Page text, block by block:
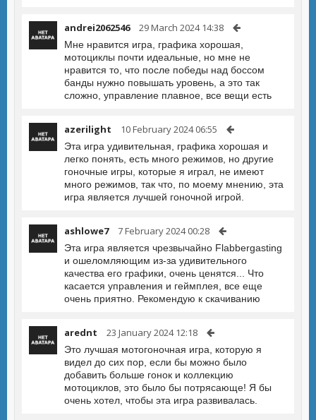
andrei2062546 29 March 2024 14:38
Мне нравится игра, графика хорошая,
мотоциклы почти идеальные, но мне не
нравится то, что после победы над боссом
банды нужно повышать уровень, а это так
сложно, управление плавное, все вещи есть
azerilight 10 February 2024 06:55
Эта игра удивительная, графика хорошая и
легко понять, есть много режимов, но другие
гоночные игры, которые я играл, не имеют
много режимов, так что, по моему мнению, эта
игра является лучшей гоночной игрой.
ashlowe7 7 February 2024 00:28
Эта игра является чрезвычайно Flabbergasting
и ошеломляющим из-за удивительного
качества его графики, очень ценятся... Что
касается управления и геймплея, все еще
очень приятно. Рекомендую к скачиванию
arednt 23 January 2024 12:18
Это лучшая мотогоночная игра, которую я
видел до сих пор, если бы можно было
добавить больше гонок и коллекцию
мотоциклов, это было бы потрясающе! Я бы
очень хотел, чтобы эта игра развивалась.